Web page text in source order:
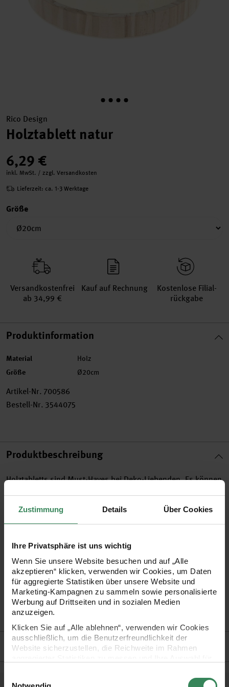
Zustimmung Details Über Cookies
Ihre Privatsphäre ist uns wichtig
Wenn Sie unsere Website besuchen und auf „Alle
akzeptieren“ klicken, verwenden wir Cookies, um Daten
für aggregierte Statistiken über unsere Website und
Marketing-Kampagnen zu sammeln sowie personalisierte
Werbung auf Drittseiten und in sozialen Medien
anzuzeigen.
Klicken Sie auf „Alle ablehnen“, verwenden wir Cookies
ausschließlich, um die Benutzerfreundlichkeit der
Website sicherzustellen, die Reichweite im Rahmen
Ihre Einwilligung ist freiwillig und kann jederzeit über den
Rico Design
Holztablett natur
6,29 €
inkl. MwSt. / zzgl. Versandkosten
Lieferzeit: ca. 1-3 Werktage
Größe
Versand­kosten­frei
ab 34,99 €
Kauf auf Rechnung
Kosten­lose Filial­
rückgabe
Produktinformation
Material Holz
Größe Ø20cm
Artikel-Nr. 700586
Bestell-Nr. 3544075
Produktbeschreibung
Holztabletts sind Must-Haves bei Deko-Liebenden. Es können
die unterschiedlichsten Dinge draufgestellt werden – die
Holztabletts runden die Dekoration zuverlässig ab.
Selbstverständlich kann das Tablett auch nach Ihren
Vorstellungen verziert werden mit, z.b. Acrylfarben oder
Paper Patch Papieren.
praktisches Holz-Tablett zum vielseitigen Dekorieren
Holzstärke: 2-9mm
Material: Holz
Hersteller